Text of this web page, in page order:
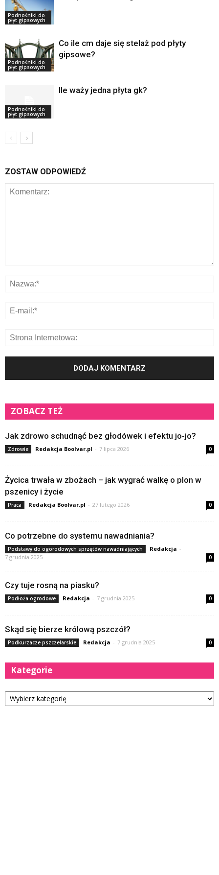
Podnośniki do
płyt gipsowych
Podnośniki do
płyt gipsowych
Co ile cm daje się stelaż pod płyty
gipsowe?
Podnośniki do
płyt gipsowych
Ile waży jedna płyta gk?
ZOSTAW ODPOWIEDŹ
ZOBACZ TEŻ
Jak zdrowo schudnąć bez głodówek i efektu jo-jo?
Zdrowie Redakcja Boolvar.pl - 7 lipca 2026 0
Życica trwała w zbożach – jak wygrać walkę o plon w
pszenicy i życie
Praca Redakcja Boolvar.pl - 27 lutego 2026 0
Co potrzebne do systemu nawadniania?
Podstawy do ogorodowych sprzętów nawadniających Redakcja -
7 grudnia 2025
0
Czy tuje rosną na piasku?
Podłoża ogrodowe Redakcja - 7 grudnia 2025 0
Skąd się bierze królową pszczół?
Podkurzacze pszczelarskie Redakcja - 7 grudnia 2025 0
Kategorie
Kategorie